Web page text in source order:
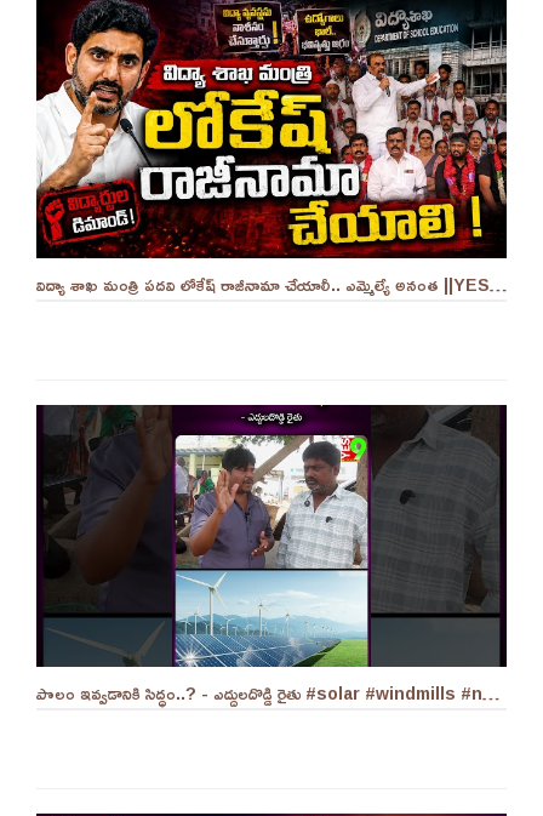
విద్యా శాఖ మంత్రి పదవి లోకేష్ రాజీనామా చేయాలీ.. ఎమ్మెల్యే అనంత ||YES 9TV
పొలం ఇవ్వడానికి సిద్ధం..? - ఎద్దులదొడ్డి రైతు #solar #windmills #naralokesh #solarenergy